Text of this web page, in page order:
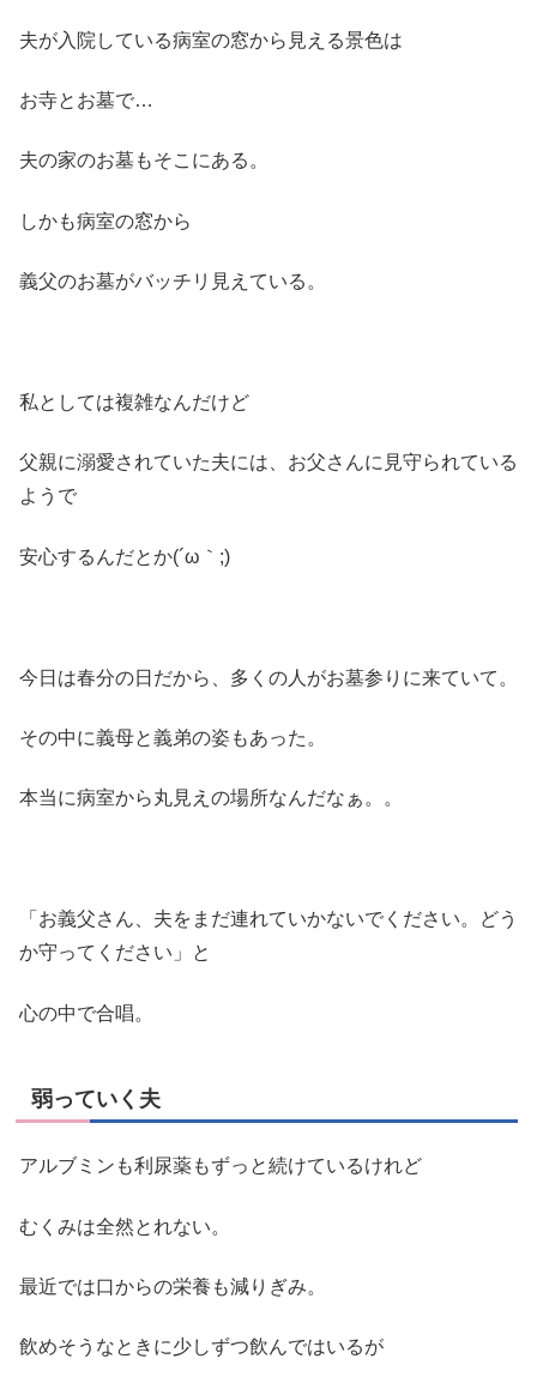
夫が入院している病室の窓から見える景色は
お寺とお墓で…
夫の家のお墓もそこにある。
しかも病室の窓から
義父のお墓がバッチリ見えている。
私としては複雑なんだけど
父親に溺愛されていた夫には、お父さんに見守られている
ようで
安心するんだとか(´ω｀;)
今日は春分の日だから、多くの人がお墓参りに来ていて。
その中に義母と義弟の姿もあった。
本当に病室から丸見えの場所なんだなぁ。。
「お義父さん、夫をまだ連れていかないでください。どう
か守ってください」と
心の中で合唱。
弱っていく夫
アルブミンも利尿薬もずっと続けているけれど
むくみは全然とれない。
最近では口からの栄養も減りぎみ。
飲めそうなときに少しずつ飲んではいるが